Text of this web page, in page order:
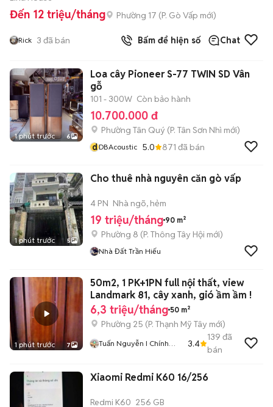
Đến 12 triệu/tháng Phường 17 (P. Gò Vấp mới)
Rick 3 đã bán Bấm để hiện số Chat
1 phút trước 6
Loa cây Pioneer S-77 TWIN SD Vân
gỗ
101 - 300W Còn bảo hành
10.700.000 đ
Phường Tân Quý (P. Tân Sơn Nhì mới)
dDBAcoustic 5.0 871 đã bán
1 phút trước 5
Cho thuê nhà nguyên căn gò vấp
4 PN Nhà ngõ, hẻm
19 triệu/tháng 90 m²
Phường 8 (P. Thông Tây Hội mới)
Nhà Đất Trần Hiếu
1 phút trước 7
50m2, 1 PK+1PN full nội thất, view
Landmark 81, cây xanh, gió ầm ầm !
6,3 triệu/tháng 50 m²
Phường 25 (P. Thạnh Mỹ Tây mới)
Tuấn Nguyễn I Chính
3.4
139 đã
bán
Xiaomi Redmi K60 16/256
Redmi K60 256 GB